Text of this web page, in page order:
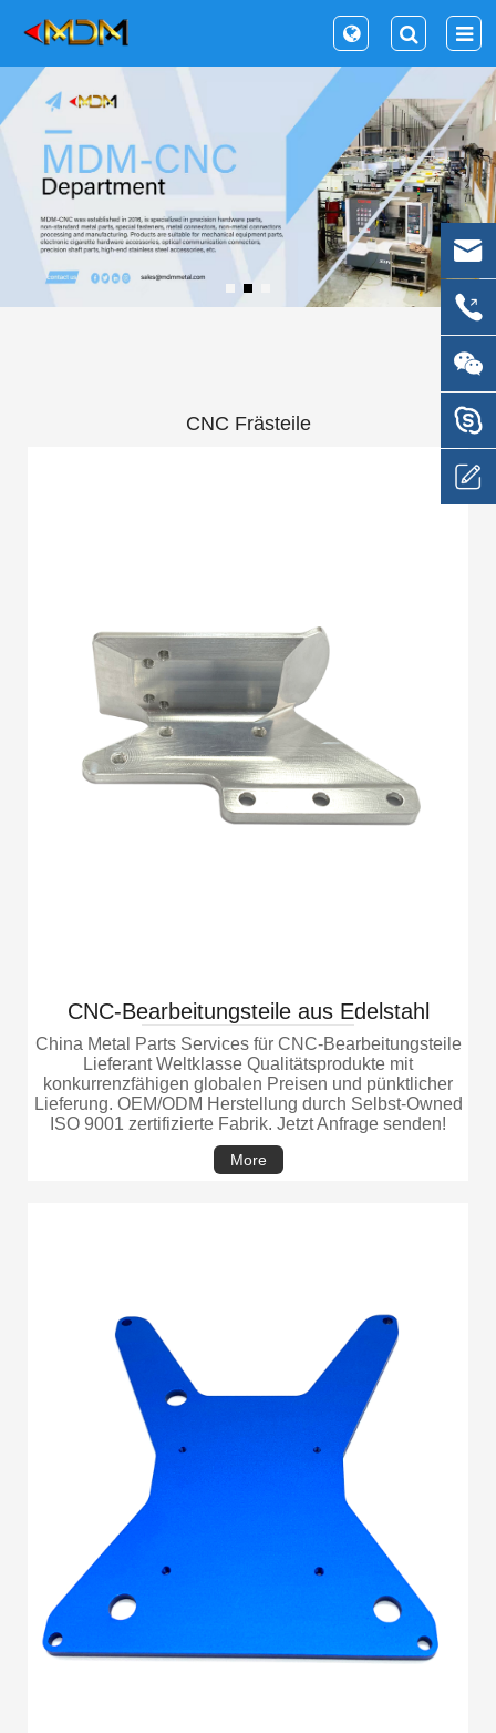
CNC Frästeile
CNC-Bearbeitungsteile aus Edelstahl
China Metal Parts Services für CNC-Bearbeitungsteile
Lieferant Weltklasse Qualitätsprodukte mit
konkurrenzfähigen globalen Preisen und pünktlicher
Lieferung. OEM/ODM Herstellung durch Selbst-Owned
ISO 9001 zertifizierte Fabrik. Jetzt Anfrage senden!
More